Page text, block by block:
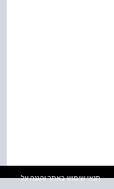
תנאי שימוש באתר והגנה על